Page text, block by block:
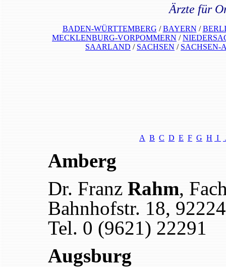
Ärzte für
BADEN-WÜRTTEMBERG /BAYERN/
MECKLENBURG-VORPOMMERN /
SAARLAND / SACHSEN / SACHSEN-
A B C D E F G H I
Amberg
Dr. Franz Rahm,
Bahnhofstr. 18,
Tel. 0 (9621) 22291
Augsburg